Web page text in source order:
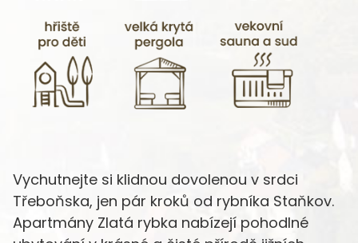
Vychutnejte si klidnou dovolenou v srdci
Třeboňska, jen pár kroků od rybníka Staňkov.
Apartmány Zlatá rybka nabízejí pohodlné